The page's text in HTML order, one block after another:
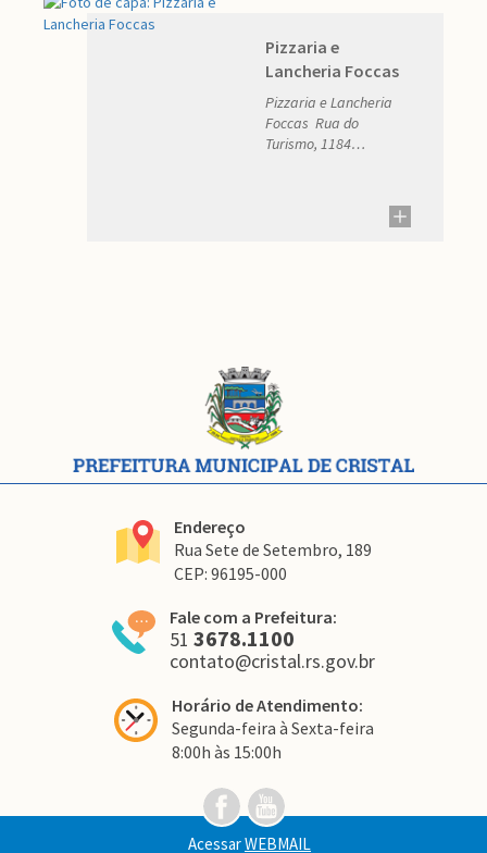
Pizzaria e
Lancheria Foccas
Pizzaria e Lancheria
Foccas Rua do
Turismo, 1184
wanystrelow@gmail.com.br
Conteúdo
Rodapé
Endereço
Rua Sete de Setembro, 189
CEP: 96195-000
Fale com a Prefeitura:
51 3678.1100
contato@cristal.rs.gov.br
Horário de Atendimento:
Segunda-feira à Sexta-feira
8:00h às 15:00h
Link
para
o
para
o
AcessarWEBMAIL